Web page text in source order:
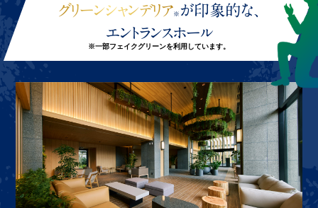
グリーンシャンデリア※ が印象的な、
エントランスホール
※一部フェイクグリーンを利用しています。